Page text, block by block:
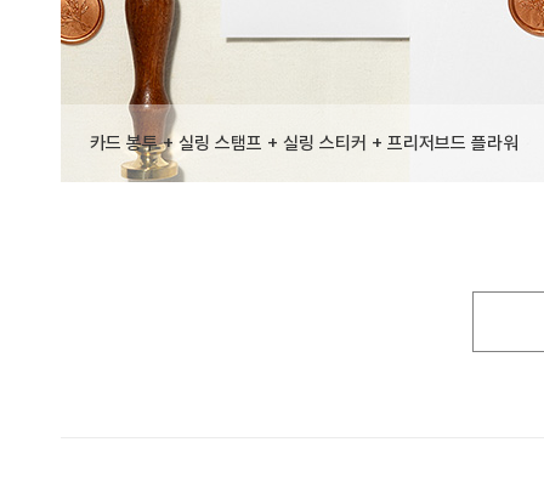
카드 봉투 + 실링 스탬프 + 실링 스티커 + 프리저브드 플라워